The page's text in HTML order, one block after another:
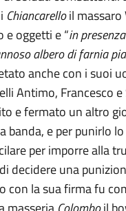
Chiancarelloil massaro
e oggetti e “in
albero di farnia
anche con i suoi
Antimo, Francesco
e fermato un altro
banda, e per punirlo
per imporre alla
decidere una
con la sua firma fu